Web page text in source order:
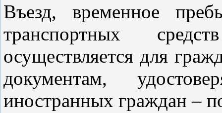
Въезд, временное
транспортных
осуществляется для
документам,
иностранных граждан –